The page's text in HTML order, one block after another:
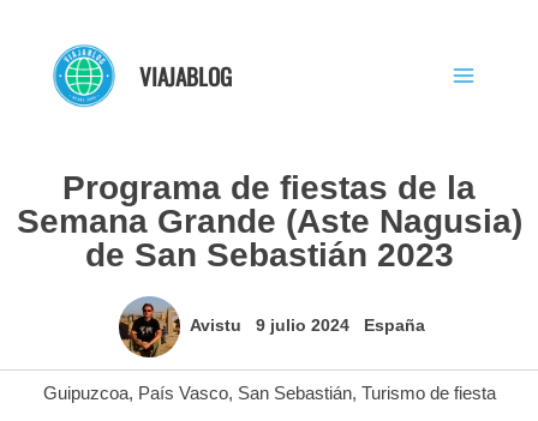
contenido
VIAJABLOG
Programa de fiestas de la
Semana Grande (Aste Nagusia)
de San Sebastián 2023
Avistu 9 julio 2024 España
Guipuzcoa, País Vasco, San Sebastián, Turismo de fiesta